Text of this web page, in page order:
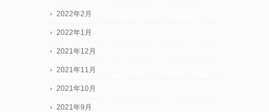
2022年2月
2022年1月
2021年12月
2021年11月
2021年10月
2021年9月